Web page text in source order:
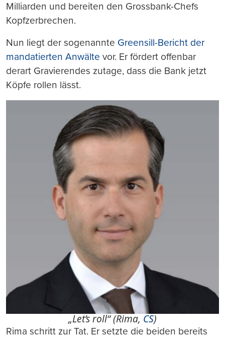
Milliarden und bereiten den Grossbank-Chefs
Kopfzerbrechen.
Nun liegt der sogenannte Greensill-Bericht der
mandatierten Anwälte vor. Er fördert offenbar
derart Gravierendes zutage, dass die Bank jetzt
Köpfe rollen lässt.
„Let’s roll“ (Rima, CS)
Rima schritt zur Tat. Er setzte die beiden bereits